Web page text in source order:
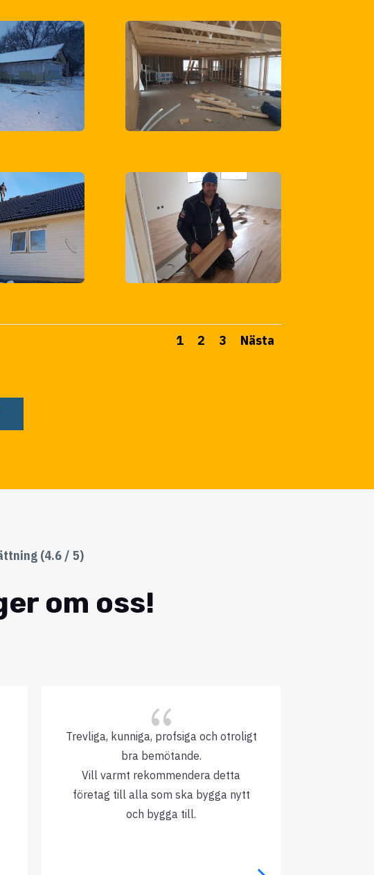
1 2 3 Nästa
(4.6 / 5)
om oss!
{
Trevliga, kunniga, profsiga och otroligt
bra bemötande.
Vill varmt rekommendera detta
företag till alla som ska bygga nytt
och bygga till.